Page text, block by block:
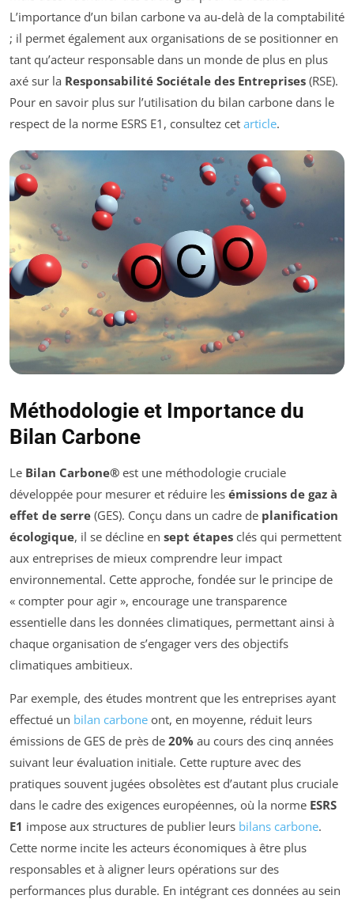
L’importance d’un bilan carbone va au-delà de la comptabilité
; il permet également aux organisations de se positionner en
tant qu’acteur responsable dans un monde de plus en plus
axé sur la Responsabilité Sociétale des Entreprises (RSE).
Pour en savoir plus sur l’utilisation du bilan carbone dans le
respect de la norme ESRS E1, consultez cet article.
Méthodologie et Importance du
Bilan Carbone
Le Bilan Carbone® est une méthodologie cruciale
développée pour mesurer et réduire les émissions de gaz à
effet de serre (GES). Conçu dans un cadre de planification
écologique, il se décline en sept étapes clés qui permettent
aux entreprises de mieux comprendre leur impact
environnemental. Cette approche, fondée sur le principe de
« compter pour agir », encourage une transparence
essentielle dans les données climatiques, permettant ainsi à
chaque organisation de s’engager vers des objectifs
climatiques ambitieux.
Par exemple, des études montrent que les entreprises ayant
effectué un bilan carbone ont, en moyenne, réduit leurs
émissions de GES de près de 20% au cours des cinq années
suivant leur évaluation initiale. Cette rupture avec des
pratiques souvent jugées obsolètes est d’autant plus cruciale
dans le cadre des exigences européennes, où la norme ESRS
E1 impose aux structures de publier leurs bilans carbone.
Cette norme incite les acteurs économiques à être plus
responsables et à aligner leurs opérations sur des
performances plus durable. En intégrant ces données au sein